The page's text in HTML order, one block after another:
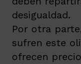
desigualdad.
Por otra
sufren este
ofrecen